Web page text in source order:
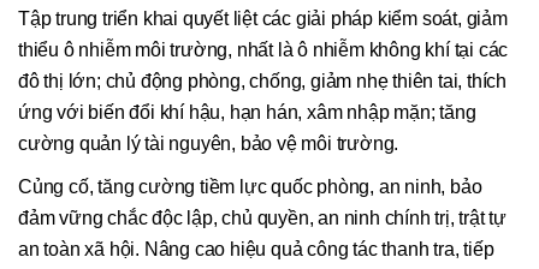
Tập trung triển khai quyết liệt các giải pháp kiểm soát, giảm
thiểu ô nhiễm môi trường, nhất là ô nhiễm không khí tại các
đô thị lớn; chủ động phòng, chống, giảm nhẹ thiên tai, thích
ứng với biến đổi khí hậu, hạn hán, xâm nhập mặn; tăng
cường quản lý tài nguyên, bảo vệ môi trường.
Củng cố, tăng cường tiềm lực quốc phòng, an ninh, bảo
đảm vững chắc độc lập, chủ quyền, an ninh chính trị, trật tự
an toàn xã hội. Nâng cao hiệu quả công tác thanh tra, tiếp